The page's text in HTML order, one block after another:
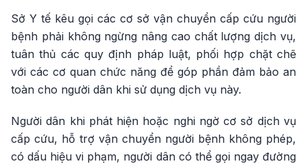
Sở Y tế kêu gọi các cơ sở vận chuyển cấp cứu người
bệnh phải không ngừng nâng cao chất lượng dịch vụ,
tuân thủ các quy định pháp luật, phối hợp chặt chẽ
với các cơ quan chức năng để góp phần đảm bảo an
toàn cho người dân khi sử dụng dịch vụ này.
Người dân khi phát hiện hoặc nghi ngờ cơ sở dịch vụ
cấp cứu, hỗ trợ vận chuyển người bệnh không phép,
có dấu hiệu vi phạm, người dân có thể gọi ngay đường